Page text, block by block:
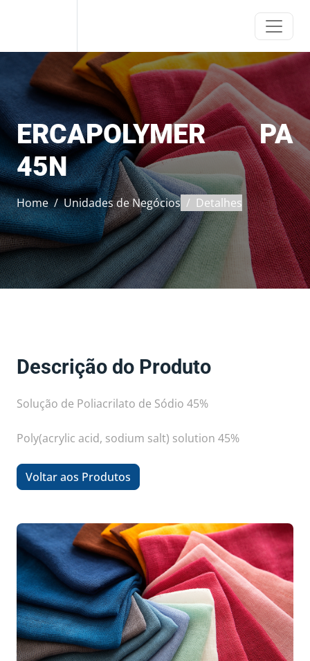
ERCAPOLYMER PA
45N
Home Unidades de Negócios Detalhes
Descrição do Produto
Solução de Poliacrilato de Sódio 45%
Poly(acrylic acid, sodium salt) solution 45%
Voltar aos Produtos